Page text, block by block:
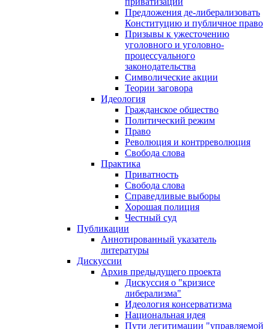
Предложения де-либерализовать
Конституцию и публичное право
Призывы к ужесточению
уголовного и уголовно-
процессуального
законодательства
Символические акции
Теории заговора
Идеология
Гражданское общество
Политический режим
Право
Революция и контрреволюция
Свобода слова
Практика
Приватность
Свобода слова
Справедливые выборы
Хорошая полиция
Честный суд
Публикации
Аннотированный указатель
литературы
Дискуссии
Архив предыдущего проекта
Дискуссия о "кризисе
либерализма"
Идеология консерватизма
Национальная идея
Пути легитимации "управляемой